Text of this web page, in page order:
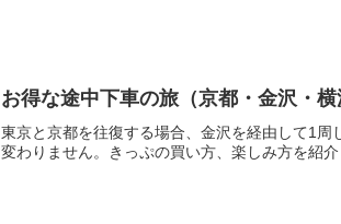
お得な途中下車の旅（京都・金沢・横
東京と京都を往復する場合、金沢を経由して1周
変わりません。きっぷの買い方、楽しみ方を紹介